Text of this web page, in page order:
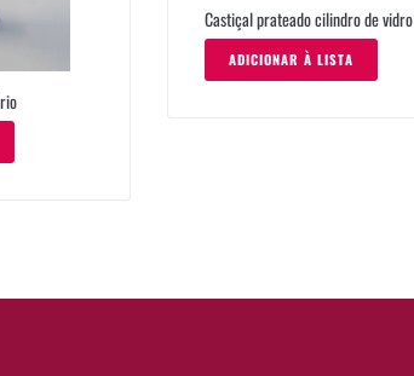
Castiçal prateado cilindro de vidro
ADICIONAR À LISTA